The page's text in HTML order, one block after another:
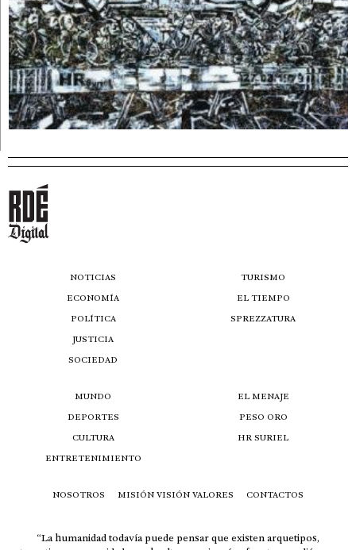
NOTICIAS
ECONOMÍA
POLÍTICA
JUSTICIA
SOCIEDAD
TURISMO
EL TIEMPO
SPREZZATURA
MUNDO
DEPORTES
CULTURA
ENTRETENIMIENTO
EL MENAJE
PESO ORO
HR SURIEL
NOSOTROS MISIÓN VISIÓN VALORES CONTACTOS
“La humanidad todavía puede pensar que existen arquetipos,